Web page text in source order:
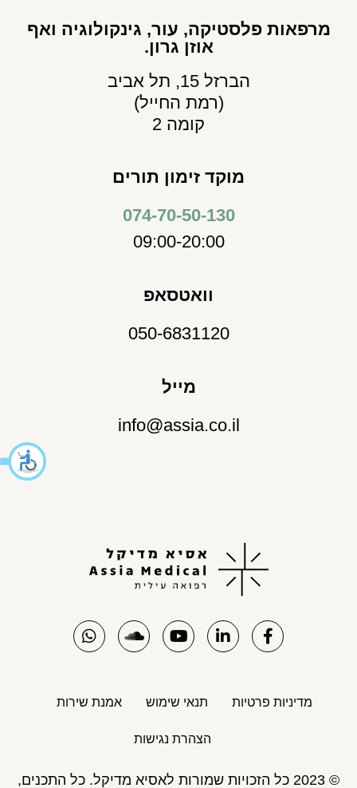
מרפאות פלסטיקה, עור, גינקולוגיה ואף
אוזן גרון.
הברזל 15, תל אביב
(רמת החייל)
קומה 2
מוקד זימון תורים
074-70-50-130
09:00-20:00
וואטסאפ
050-6831120
מייל
info@assia.co.il
מדיניות פרטיות תנאי שימוש אמנת שירות
הצהרת נגישות
© 2023 כל הזכויות שמורות לאסיא מדיקל. כל התכנים,